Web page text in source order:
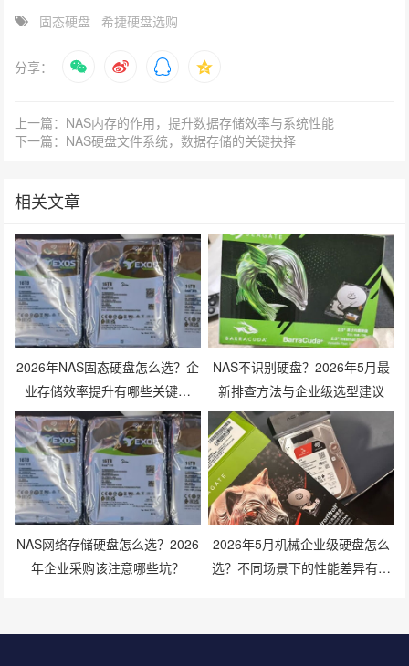
固态硬盘 希捷硬盘选购
分享：
上一篇：NAS内存的作用，提升数据存储效率与系统性能
下一篇：NAS硬盘文件系统，数据存储的关键抉择
相关文章
2026年NAS固态硬盘怎么选？企
业存储效率提升有哪些关键技
巧？
NAS不识别硬盘？2026年5月最
新排查方法与企业级选型建议
NAS网络存储硬盘怎么选？2026
年企业采购该注意哪些坑？
2026年5月机械企业级硬盘怎么
选？不同场景下的性能差异有多